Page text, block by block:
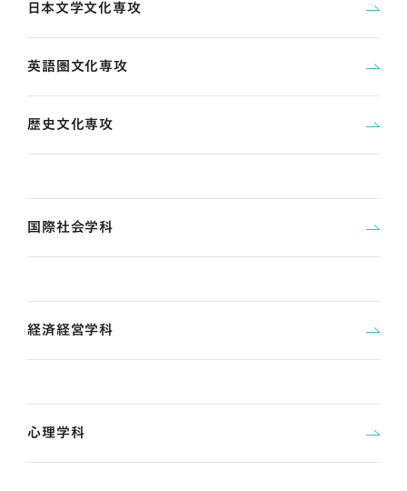
日本文学文化専攻
英語圏文化専攻
歴史文化専攻
国際社会学科
経済経営学科
心理学科